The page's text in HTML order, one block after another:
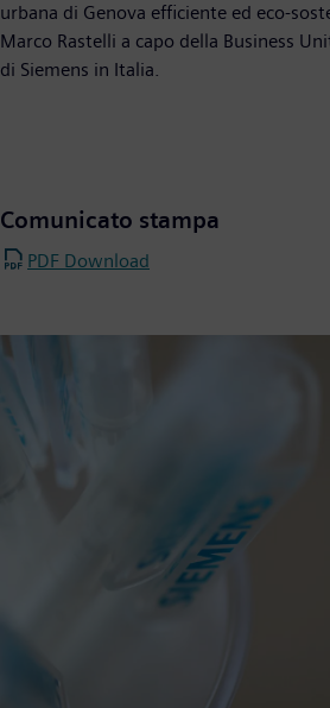
urbana di Genova efficiente ed eco-
Marco Rastelli a capo della Business
di Siemens in Italia.
Comunicato stampa
PDF Download